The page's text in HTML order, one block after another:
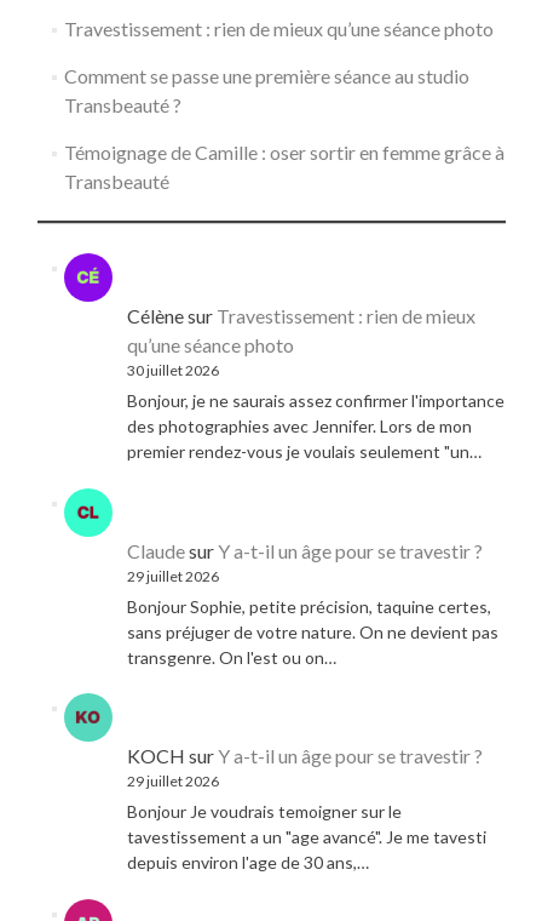
Travestissement : rien de mieux qu’une séance photo
Comment se passe une première séance au studio
Transbeauté ?
Témoignage de Camille : oser sortir en femme grâce à
Transbeauté
Célènesur Travestissement : rien de mieux
qu’une séance photo
30 juillet 2026
Bonjour, je ne saurais assez confirmer l'importance
des photographies avec Jennifer. Lors de mon
premier rendez-vous je voulais seulement "un…
ClaudesurY a-t-il un âge pour se travestir ?
29 juillet 2026
Bonjour Sophie, petite précision, taquine certes,
sans préjuger de votre nature. On ne devient pas
transgenre. On l'est ou on…
KOCH surY a-t-il un âge pour se travestir ?
29 juillet 2026
Bonjour Je voudrais temoigner sur le
tavestissement a un "age avancé". Je me tavesti
depuis environ l'age de 30 ans,…